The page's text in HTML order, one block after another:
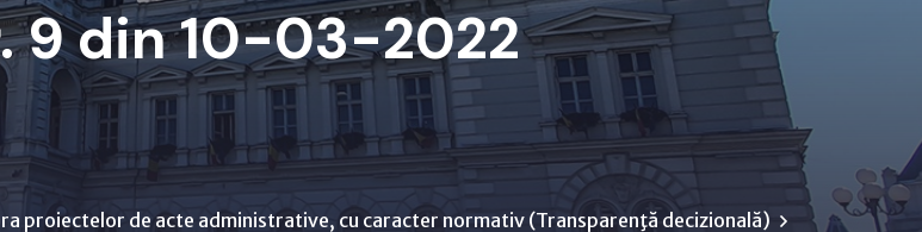
9 din 10-03-2022
proiectelor de acte administrative, cu caracter normativ (Transparenţă decizională)